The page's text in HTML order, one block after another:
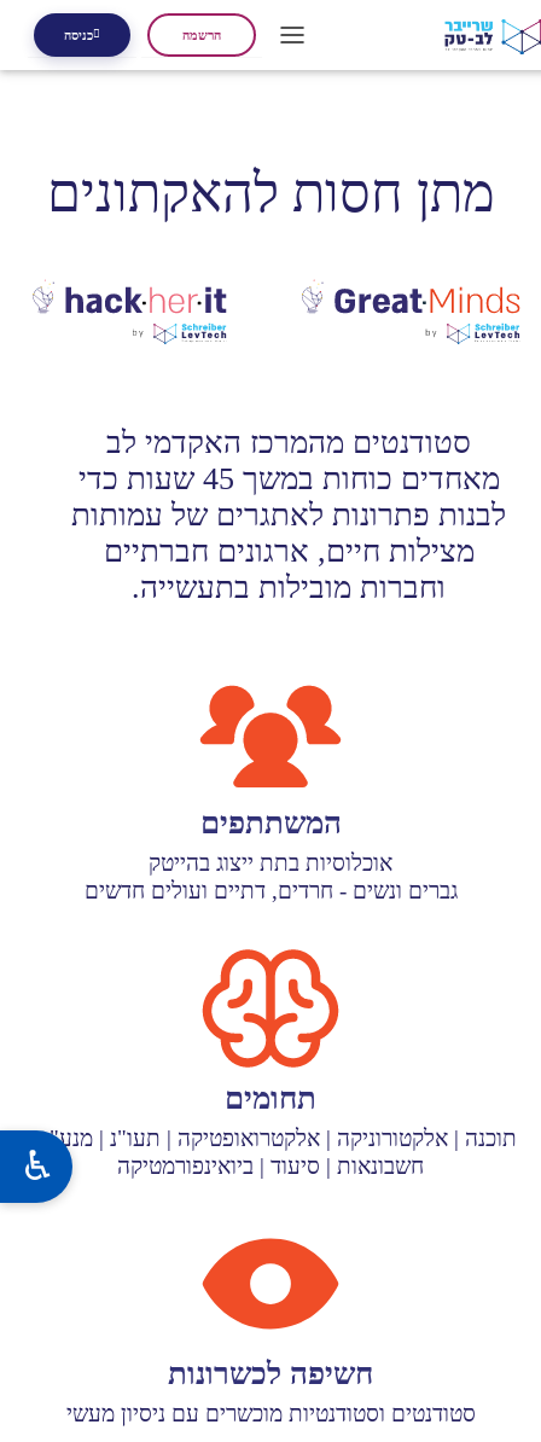
הרשמה כניסה
מתן חסות להאקתונים
סטודנטים מהמרכז האקדמי לב
מאחדים כוחות במשך 45 שעות כדי
לבנות פתרונות לאתגרים של עמותות
מצילות חיים, ארגונים חברתיים
וחברות מובילות בתעשייה.
המשתתפים
אוכלוסיות בתת ייצוג בהייטק
גברים ונשים - חרדים, דתיים ועולים חדשים
תחומים
תוכנה | אלקטורוניקה | אלקטרואופטיקה | תעו"נ | מנע"ס |
חשבונאות | סיעוד | ביואינפורמטיקה
חשיפה לכשרונות
סטודנטים וסטודנטיות מוכשרים עם ניסיון מעשי